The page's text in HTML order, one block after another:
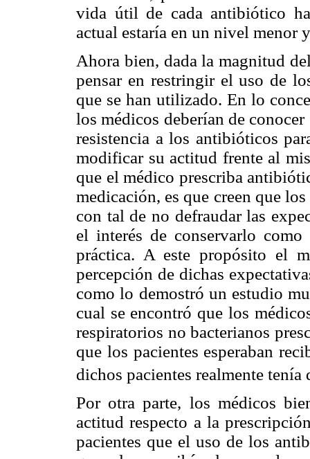
vida útil de cada antibiótico
actual estaría en un nivel menor
Ahora bien, dada la magnitud
pensar en restringir el uso de
que se han utilizado. En lo
los médicos deberían de
resistencia a los antibióticos
modificar su actitud frente al
que el médico prescriba
medicación, es que creen que
con tal de no defraudar las
el interés de conservarlo como
práctica. A este propósito el
percepción de dichas
como lo demostró un estudio
cual se encontró que los
respiratorios no bacterianos
que los pacientes esperaban
dichos pacientes realmente tenía
Por otra parte, los médicos
actitud respecto a la
pacientes que el uso de los